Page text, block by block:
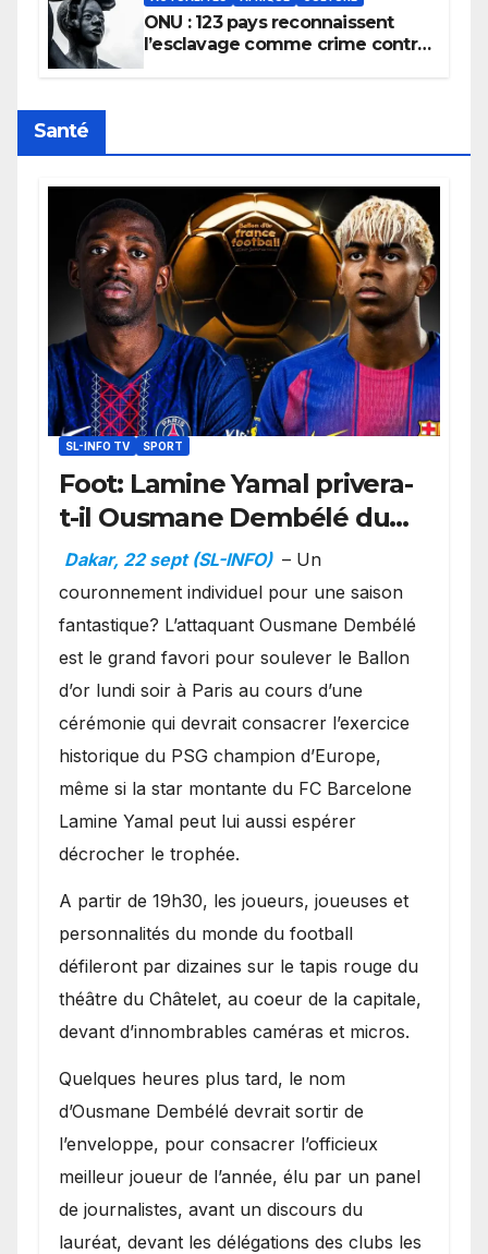
ONU : 123 pays reconnaissent
l’esclavage comme crime contre
Santé
SL-INFO TV SPORT
Foot: Lamine Yamal privera-
t-il Ousmane Dembélé du
Ballon d’or ?
Dakar, 22 sept (SL-INFO) – Un
couronnement individuel pour une saison
fantastique? L’attaquant Ousmane Dembélé
est le grand favori pour soulever le Ballon
d’or lundi soir à Paris au cours d’une
cérémonie qui devrait consacrer l’exercice
historique du PSG champion d’Europe,
même si la star montante du FC Barcelone
Lamine Yamal peut lui aussi espérer
décrocher le trophée.
A partir de 19h30, les joueurs, joueuses et
personnalités du monde du football
défileront par dizaines sur le tapis rouge du
théâtre du Châtelet, au coeur de la capitale,
devant d’innombrables caméras et micros.
Quelques heures plus tard, le nom
d’Ousmane Dembélé devrait sortir de
l’enveloppe, pour consacrer l’officieux
meilleur joueur de l’année, élu par un panel
de journalistes, avant un discours du
lauréat, devant les délégations des clubs les